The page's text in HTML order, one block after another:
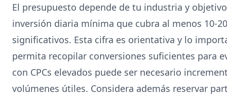
El presupuesto depende de tu industria y
inversión diaria mínima que cubra al menos 10-
significativos. Esta cifra es orientativa y lo
permita recopilar conversiones suficientes para
con CPCs elevados puede ser necesario
volúmenes útiles. Considera además reservar